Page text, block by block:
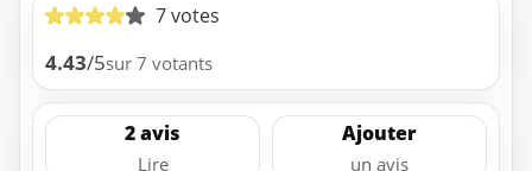
7 votes
4.43/5sur 7 votants
2 avis
Lire
Ajouter
un avis